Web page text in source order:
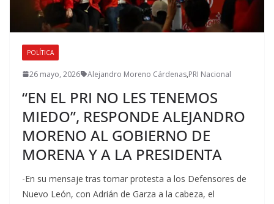
POLÍTICA
26 mayo, 2026 Alejandro Moreno Cárdenas,PRI Nacional
“EN EL PRI NO LES TENEMOS
MIEDO”, RESPONDE ALEJANDRO
MORENO AL GOBIERNO DE
MORENA Y A LA PRESIDENTA
-En su mensaje tras tomar protesta a los Defensores de
Nuevo León, con Adrián de Garza a la cabeza, el